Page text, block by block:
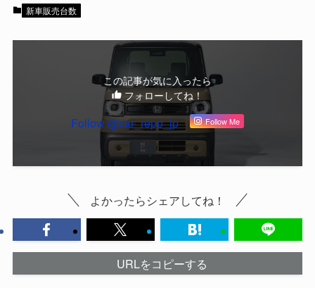
新車販売台数
この記事が気に入ったら
フォローしてね！
Follow @car_repo_jp Follow Me
よかったらシェアしてね！
URLをコピーする